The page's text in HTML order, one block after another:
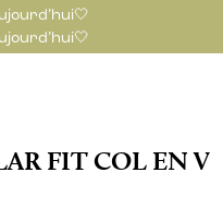
FIT COL EN V